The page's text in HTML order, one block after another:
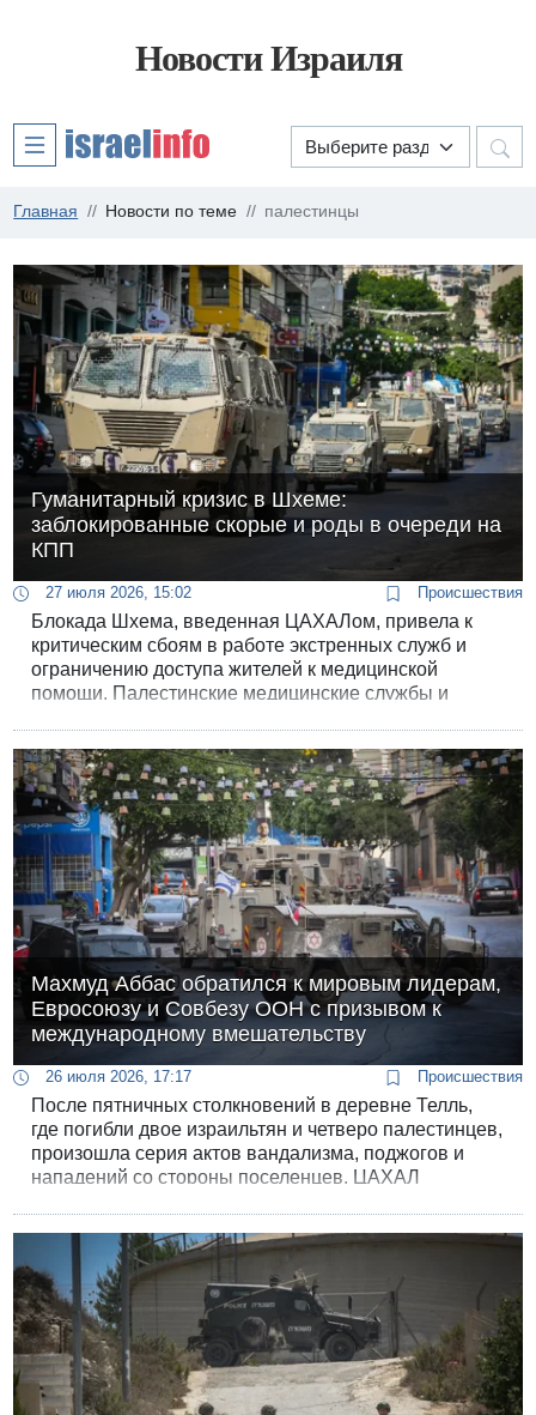
Новости Израиля
Главная Новости по теме палестинцы
Гуманитарный кризис в Шхеме:
заблокированные скорые и роды в очереди на
КПП
27 июля 2026, 15:02 Происшествия
Блокада Шхема, введенная ЦАХАЛом, привела к
критическим сбоям в работе экстренных служб и
ограничению доступа жителей к медицинской
помощи. Палестинские медицинские службы и
задержаниях пациентов на блокпостах и
трагических инцидентах, связанных с
невозможностью вовремя доехать до больниц.
Махмуд Аббас обратился к мировым лидерам,
Евросоюзу и Совбезу ООН с призывом к
международному вмешательству
26 июля 2026, 17:17 Происшествия
После пятничных столкновений в деревне Телль,
где погибли двое израильтян и четверо палестинцев,
произошла серия актов вандализма, поджогов и
нападений со стороны поселенцев. ЦАХАЛ
срочного международного вмешательства.